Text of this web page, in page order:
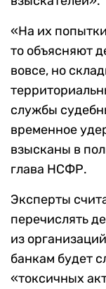
«На их
то объясняют
вовсе, но
службы
временное
взысканы в
глава НСФР.
Эксперты
перечислять
из
банкам будет
«токсичных